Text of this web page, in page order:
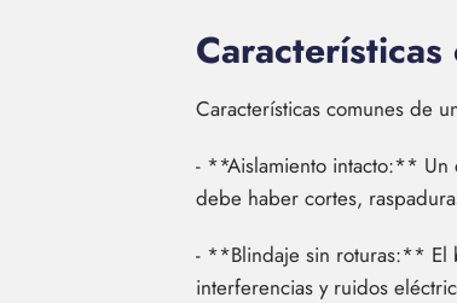
Características comunes de
- **Aislamiento intacto:** Un
debe haber cortes,
- **Blindaje sin roturas:** El
interferencias y ruidos